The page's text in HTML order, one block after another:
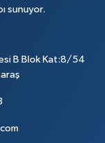
sunuyor.
B Blok Kat:8/54